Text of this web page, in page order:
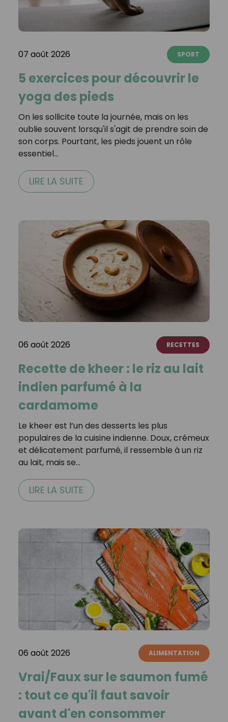
07 août 2026 SPORT
5 exercices pour découvrir le
yoga des pieds
On les sollicite toute la journée, mais on les
oublie souvent lorsqu'il s'agit de prendre soin de
son corps. Pourtant, les pieds jouent un rôle
essentiel…
LIRE LA SUITE
06 août 2026 RECETTES
Recette de kheer : le riz au lait
indien parfumé à la
cardamome
Le kheer est l’un des desserts les plus
populaires de la cuisine indienne. Doux, crémeux
et délicatement parfumé, il ressemble à un riz
au lait, mais se…
LIRE LA SUITE
06 août 2026 ALIMENTATION
Vrai/Faux sur le saumon fumé
: tout ce qu'il faut savoir
avant d'en consommer